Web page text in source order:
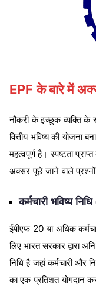
EPF के बारे में
नौकरी के इच्छुक व्यक्ति
वित्तीय भविष्य की योजना
महत्वपूर्ण है। स्पष्टता
अक्सर पूछे जाने वाले
कर्मचारी भविष्य
ईपीएफ 20 या अधिक
लिए भारत सरकार द्वारा
निधि है जहां कर्मचारी और
का एक प्रतिशत योगदान